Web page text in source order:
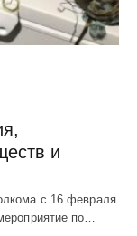
и
с 16 февраля
по…